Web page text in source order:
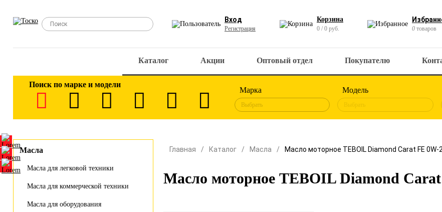
Вход
Регистрация
Корзина
0 / 0 руб. 0 товаров
Каталог Акции Оптовый отдел Покупателю
Поиск по марке и модели
Марка
Выбрать
Модель
Выбрать
Масла
Масла для легковой техники
Масла для коммерческой техники
Масла для оборудования
Главная Каталог Масла Масло моторное TEBOIL Diamond Carat FE 0W-
Масло моторное TEBOIL Diamond